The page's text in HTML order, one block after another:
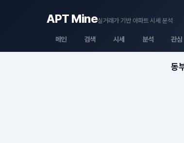
APT Mine실거래가 기반 아파트 시세 분석
메인 검색 시세 분석 관심
동